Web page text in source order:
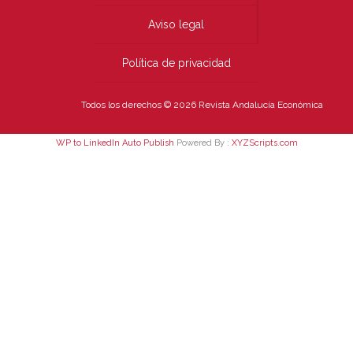
Aviso legal
Política de privacidad
Todos los derechos © 2026 Revista Andalucía Económica
WP to LinkedIn Auto Publish Powered By : XYZScripts.com